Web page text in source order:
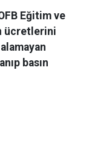
Eğitim ve
ücretlerini
basın